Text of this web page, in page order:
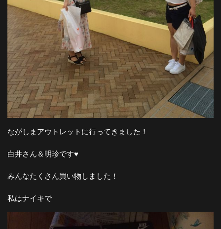
ながしまアウトレットに行ってきました！
白井さん＆明珍です♥︎
みんなたくさん買い物しました！
私はナイキで